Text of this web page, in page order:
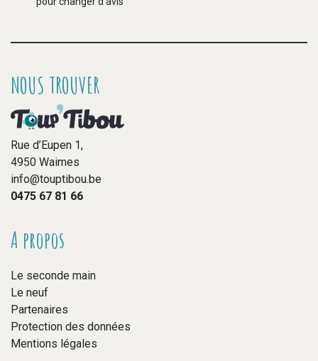
NOUS TROUVER
Rue d’Eupen 1,
4950 Waimes
info@touptibou.be
0475 67 81 66
A propos
Le seconde main
Le neuf
Partenaires
Protection des données
Mentions légales